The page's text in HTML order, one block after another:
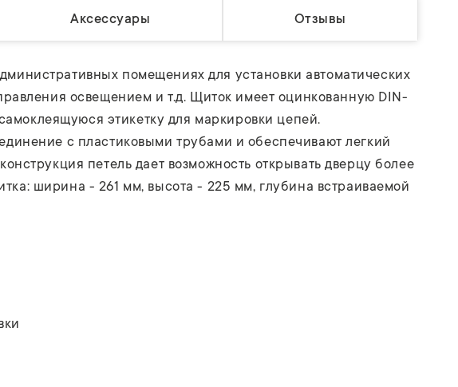
Аксессуары Отзывы
помещениях для установки автоматических
освещением и т.д. Щиток имеет оцинкованную DIN-
этикетку для маркировки цепей.
с пластиковыми трубами и обеспечивают легкий
петель дает возможность открывать дверцу более
ширина - 261 мм, высота - 225 мм, глубина встраиваемой